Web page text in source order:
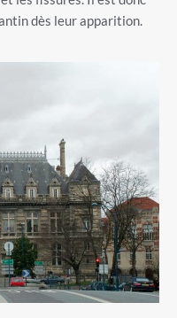
dès leur apparition.